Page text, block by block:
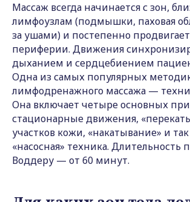
Массаж всегда начинается с зон,
лимфоузлам (подмышки, паховая
за ушами) и постепенно
периферии. Движения
дыханием и сердцебиением
Одна из самых популярных
лимфодренажного массажа —
Она включает четыре основных
стационарные движения,
участков кожи, «накатывание» и
«насосная» техника. Длительность
Воддеру — от 60 минут.